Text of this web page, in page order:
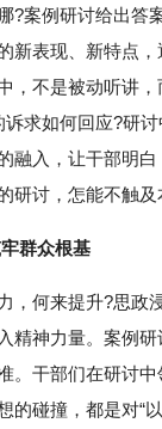
例研讨给出答案
新表现、新特点
，不是被动听讲
求如何回应?研
融入，让干部明
研讨，怎能不触及
群众根基
何来提升?思政
精神力量。案例
。干部们在研讨
的碰撞，都是对“